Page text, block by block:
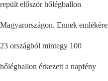
repült először hőlégballon
Magyarországon. Ennek emlékére
23 országból mintegy 100
hőlégballon érkezett a napfény